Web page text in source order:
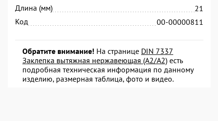
Длина (мм)
21
Код
00-00000811
Обратите внимание! На странице DIN 7337
Заклепка вытяжная нержавеющая (A2/A2) есть
подробная техническая информация по данному
изделию, размерная таблица, фото и видео.